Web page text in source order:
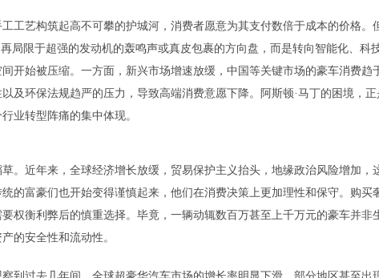
工艺构筑起高不可攀的护城河，消费者愿意为其支付数倍于成本的价格。
局限于超强的发动机的轰鸣声或真皮包裹的方向盘，而是转向智能化、科
开始被压缩。一方面，新兴市场增速放缓，中国等关键市场的豪车消费趋
及环保法规趋严的压力，导致高端消费意愿下降。阿斯顿·马丁的困境，正
业转型阵痛的集中体现。
。近年来，全球经济增长放缓，贸易保护主义抬头，地缘政治风险增加，
的富豪们也开始变得谨慎起来，他们在消费决策上更加理性和保守。购买
权衡利弊后的慎重选择。毕竟，一辆动辄数百万甚至上千万元的豪车并非
的安全性和流动性。